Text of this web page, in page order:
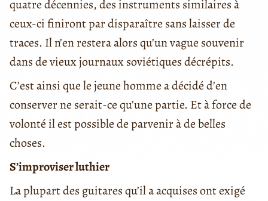
quatre décennies, des instruments similaires à
ceux-ci finiront par disparaître sans laisser de
traces. Il n’en restera alors qu’un vague souvenir
dans de vieux journaux soviétiques décrépits.
C’est ainsi que le jeune homme a décidé d’en
conserver ne serait-ce qu’une partie. Et à force de
volonté il est possible de parvenir à de belles
choses.
S’improviser luthier
La plupart des guitares qu’il a acquises ont exigé